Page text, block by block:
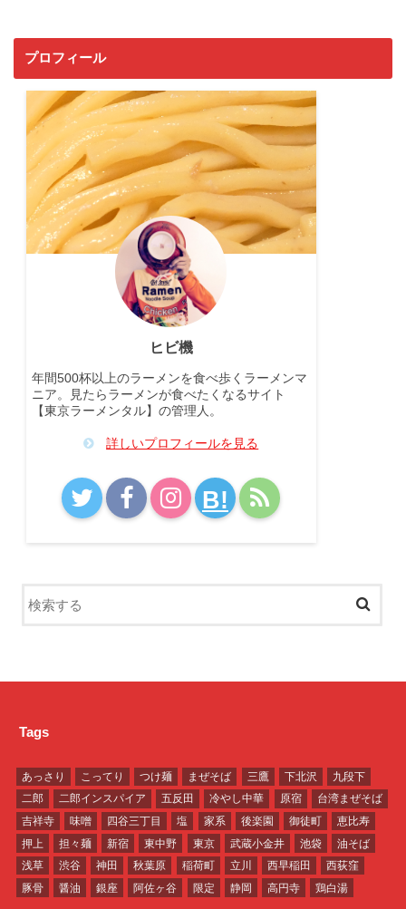
プロフィール
ヒビ機
年間500杯以上のラーメンを食べ歩くラーメンマ
ニア。見たらラーメンが食べたくなるサイト
【東京ラーメンタル】の管理人。
詳しいプロフィールを見る
B!
Tags
あっさり こってり つけ麺 まぜそば 三鷹 下北沢
九段下
二郎
二郎インスパイア 五反田 冷やし中華 原宿
台湾まぜそば
吉祥寺
味噌 四谷三丁目 塩 家系 後楽園 御徒町
恵比寿
押上
担々麺 新宿 東中野 東京 武蔵小金井 池袋
油そば
浅草
渋谷 神田 秋葉原 稲荷町 立川 西早稲田
西荻窪
豚骨
醤油 銀座 阿佐ヶ谷 限定 静岡 高円寺 鶏白湯